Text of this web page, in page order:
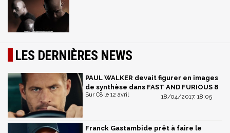
LES DERNIÈRES NEWS
PAUL WALKER devait figurer en images
de synthèse dans FAST AND FURIOUS 8
18/04/2017, 18:05
Sur C8 le 12 avril
Franck Gastambide prêt à faire le